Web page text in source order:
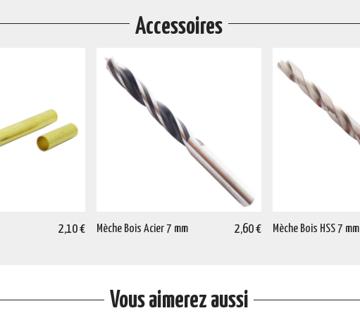
Accessoires
2,10 € Mèche Bois Acier 7 mm 2,60 € Mèche Bois HSS 7 mm
Vous aimerez aussi